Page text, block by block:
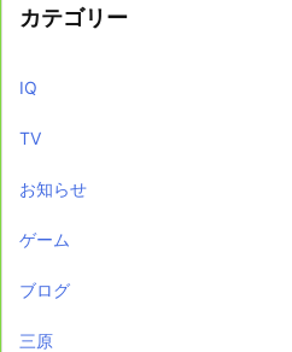
カテゴリー
IQ
TV
お知らせ
ゲーム
ブログ
三原